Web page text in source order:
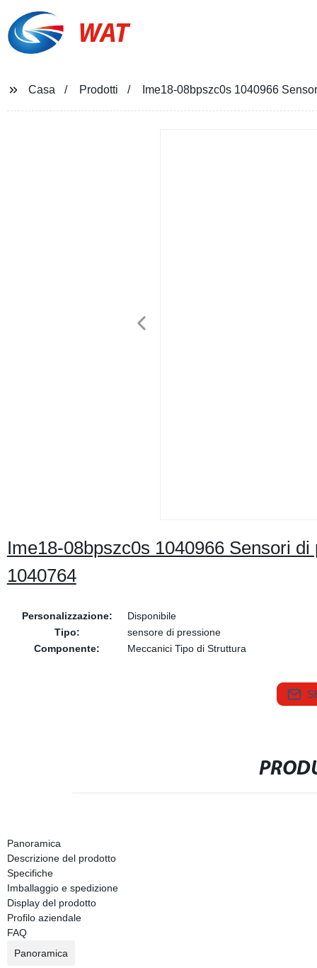
WAT
Casa Prodotti Ime18-08bpszc0s 1040966
Ime18-08bpszc0s 1040966 Sensori
1040764
Personalizzazione:
Disponibile
Tipo:
sensore di pressione
Componente:
Meccanici Tipo di Struttura
Panoramica
Descrizione del prodotto
Specifiche
Imballaggio e spedizione
Display del prodotto
Profilo aziendale
FAQ
Panoramica